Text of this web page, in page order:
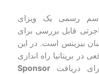
رسمی یک ویزای
قابل بررسی برای
بیزینس است. در این
بریتانیا راه اندازی
دریافتSponsor